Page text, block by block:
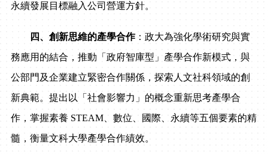
永續發展目標融入公司營運方針。
四、創新思維的產學合作：政大為強化學術研究與實
務應用的結合，推動「政府智庫型」產學合作新模式，與
公部門及企業建立緊密合作關係，探索人文社科領域的創
新典範。提出以「社會影響力」的概念重新思考產學合
作，掌握素養 STEAM、數位、國際、永續等五個要素的精
髓，衡量文科大學產學合作績效。